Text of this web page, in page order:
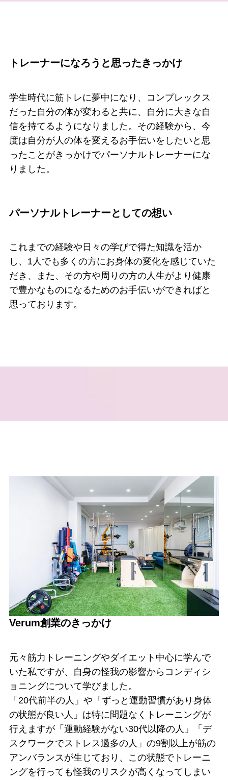
トレーナーになろうと思ったきっかけ
学生時代に筋トレに夢中になり、コンプレックス
だった自分の体が変わると共に、自分に大きな自
信を持てるようになりました。その経験から、今
度は自分が人の体を変えるお手伝いをしたいと思
ったことがきっかけでパーソナルトレーナーにな
りました。
パーソナルトレーナーとしての想い
これまでの経験や日々の学びで得た知識を活か
し、1人でも多くの方にお身体の変化を感じていた
だき、また、その方や周りの方の人生がより健康
で豊かなものになるためのお手伝いができればと
思っております。
Verum創業のきっかけ
元々筋力トレーニングやダイエット中心に学んで
いた私ですが、自身の怪我の影響からコンディシ
ョニングについて学びました。
「20代前半の人」や「ずっと運動習慣があり身体
の状態が良い人」は特に問題なくトレーニングが
行えますが「運動経験がない30代以降の人」「デ
スクワークでストレス過多の人」の9割以上が筋の
アンバランスが生じており、この状態でトレーニ
ングを行っても怪我のリスクが高くなってしまい